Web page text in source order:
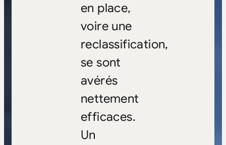
en place,
voire une
reclassification,
se sont
avérés
nettement
efficaces.
Un